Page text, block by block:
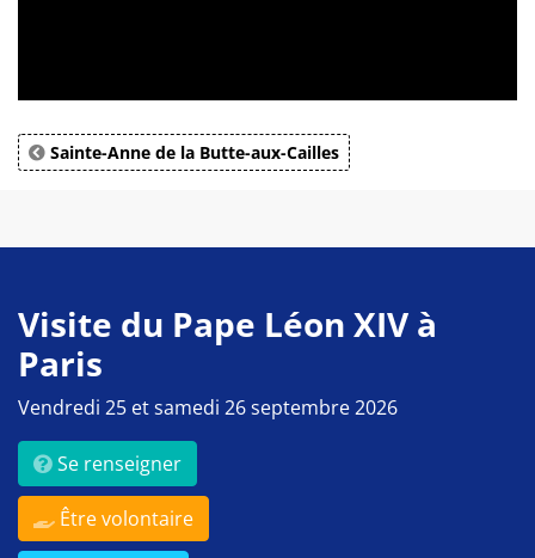
Sainte-Anne de la Butte-aux-Cailles
Visite du Pape Léon XIV à
Paris
Vendredi 25 et samedi 26 septembre 2026
Se renseigner
Être volontaire